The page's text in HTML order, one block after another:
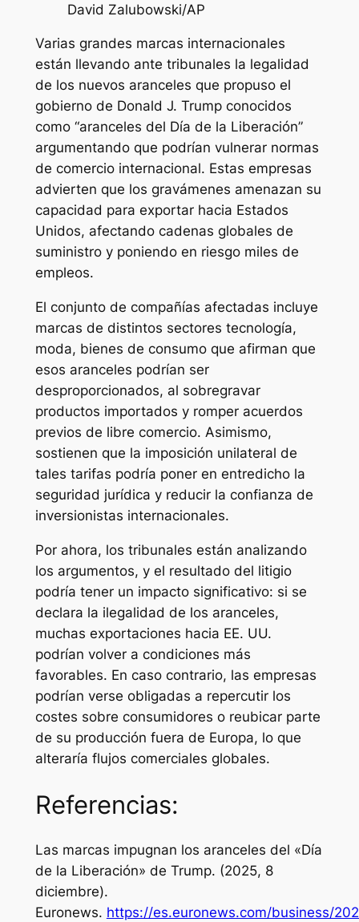
David Zalubowski/AP
Varias grandes marcas internacionales
están llevando ante tribunales la legalidad
de los nuevos aranceles que propuso el
gobierno de Donald J. Trump conocidos
como “aranceles del Día de la Liberación”
argumentando que podrían vulnerar normas
de comercio internacional. Estas empresas
advierten que los gravámenes amenazan su
capacidad para exportar hacia Estados
Unidos, afectando cadenas globales de
suministro y poniendo en riesgo miles de
empleos.
El conjunto de compañías afectadas incluye
marcas de distintos sectores tecnología,
moda, bienes de consumo que afirman que
esos aranceles podrían ser
desproporcionados, al sobregravar
productos importados y romper acuerdos
previos de libre comercio. Asimismo,
sostienen que la imposición unilateral de
tales tarifas podría poner en entredicho la
seguridad jurídica y reducir la confianza de
inversionistas internacionales.
Por ahora, los tribunales están analizando
los argumentos, y el resultado del litigio
podría tener un impacto significativo: si se
declara la ilegalidad de los aranceles,
muchas exportaciones hacia EE. UU.
podrían volver a condiciones más
favorables. En caso contrario, las empresas
podrían verse obligadas a repercutir los
costes sobre consumidores o reubicar parte
de su producción fuera de Europa, lo que
alteraría flujos comerciales globales.
Referencias:
Las marcas impugnan los aranceles del «Día
de la Liberación» de Trump. (2025, 8
diciembre).
Euronews. https://es.euronews.com/business/